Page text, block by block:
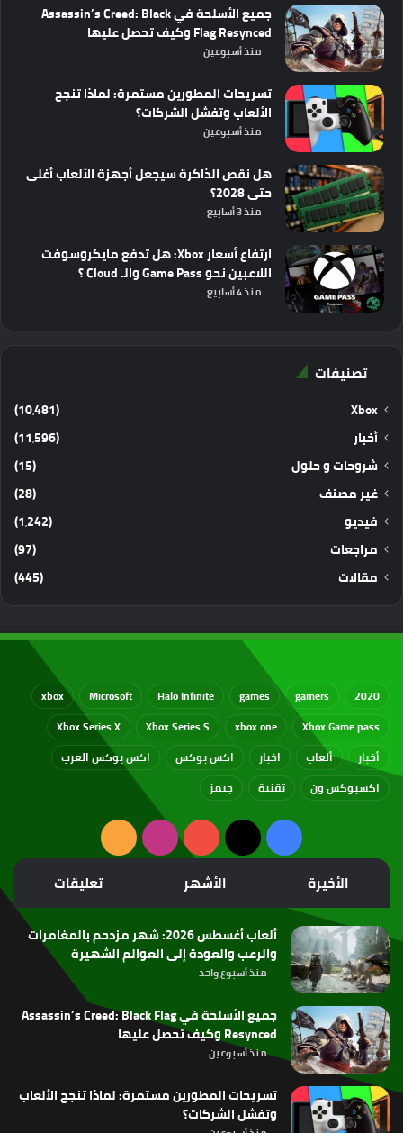
جميع الأسلحة في Assassin’s Creed: Black
Flag Resynced وكيف تحصل عليها
منذ أسبوعين
تسريحات المطورين مستمرة: لماذا تنجح
الألعاب وتفشل الشركات؟
منذ أسبوعين
هل نقص الذاكرة سيجعل أجهزة الألعاب أغلى
حتى 2028؟
منذ 3 أسابيع
ارتفاع أسعار Xbox: هل تدفع مايكروسوفت
اللاعبين نحو Game Pass والـ Cloud ؟
منذ 4 أسابيع
تصنيفات
Xbox
(10٬481)
أخبار
(11٬596)
شروحات و حلول
(15)
غير مصنف
(28)
فيديو
(1٬242)
مراجعات
(97)
مقالات
(445)
2020
gamers
games
Halo Infinite
Microsoft
xbox
Xbox Game pass
xbox one
Xbox Series S
Xbox Series X
أخبار
ألعاب اخبار اكس بوكس
اكس بوكس العرب
اكسبوكس ون
تقنية جيمز
فيسبوك
‫X
‫YouTubeانستقرامملخص
الموقع
RSS
الأخيرة الأشهر تعليقات
ألعاب أغسطس 2026: شهر مزدحم بالمغامرات
والرعب والعودة إلى العوالم الشهيرة
منذ أسبوع واحد
جميع الأسلحة في Assassin’s Creed: Black Flag
Resynced وكيف تحصل عليها
منذ أسبوعين
تسريحات المطورين مستمرة: لماذا تنجح الألعاب
وتفشل الشركات؟